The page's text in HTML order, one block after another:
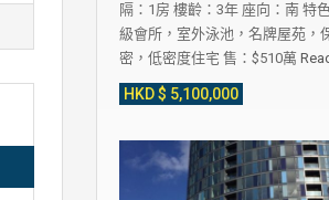
隔：1房 樓齡：3年 座向：南 特
級會所，室外泳池，名牌屋苑，
密，低密度住宅 售：$510萬
HKD $ 5,100,000